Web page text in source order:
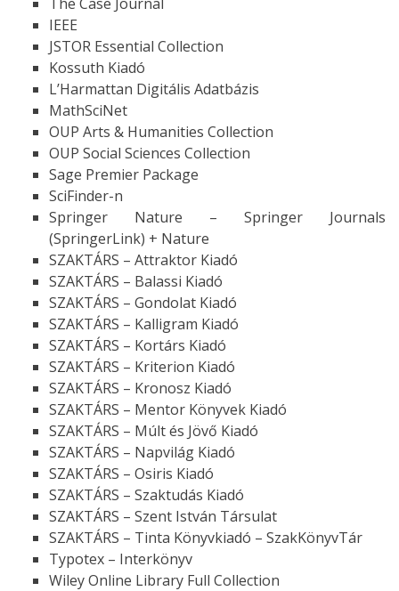
IEEE
JSTOR Essential Collection
Kossuth Kiadó
L’Harmattan Digitális Adatbázis
MathSciNet
OUP Arts & Humanities Collection
OUP Social Sciences Collection
Sage Premier Package
SciFinder-n
Springer Nature – Springer Journals
(SpringerLink) + Nature
SZAKTÁRS – Attraktor Kiadó
SZAKTÁRS – Balassi Kiadó
SZAKTÁRS – Gondolat Kiadó
SZAKTÁRS – Kalligram Kiadó
SZAKTÁRS – Kortárs Kiadó
SZAKTÁRS – Kriterion Kiadó
SZAKTÁRS – Kronosz Kiadó
SZAKTÁRS – Mentor Könyvek Kiadó
SZAKTÁRS – Múlt és Jövő Kiadó
SZAKTÁRS – Napvilág Kiadó
SZAKTÁRS – Osiris Kiadó
SZAKTÁRS – Szaktudás Kiadó
SZAKTÁRS – Szent István Társulat
SZAKTÁRS – Tinta Könyvkiadó – SzakKönyvTár
Typotex – Interkönyv
Wiley Online Library Full Collection